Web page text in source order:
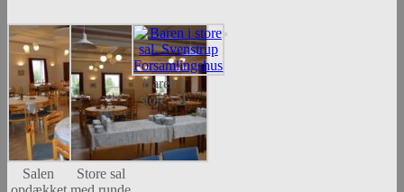
Salen
Store sal
Baren i
store sal